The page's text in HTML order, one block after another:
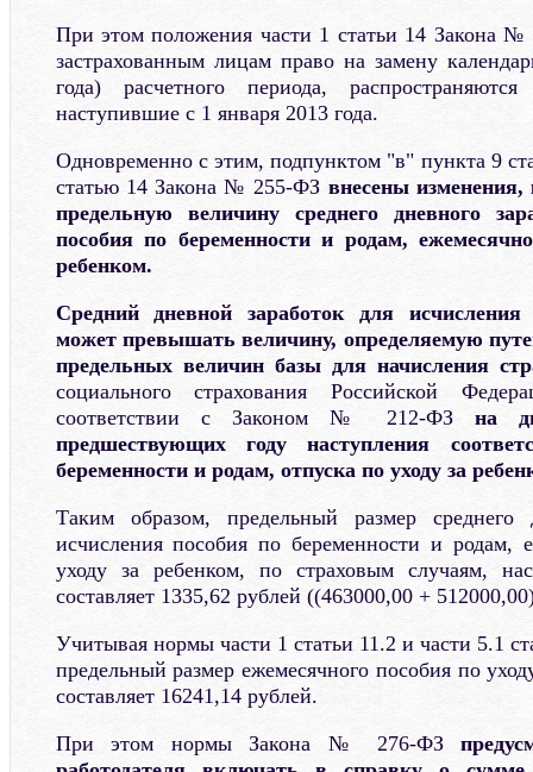
При этом положения части 1 статьи 14 Закона
застрахованным лицам право на замену
года) расчетного периода,
наступившие с 1 января 2013 года.
Одновременно с этим, подпунктом "в" пункта 9
статью 14 Закона № 255-ФЗ внесены
предельную величину среднего дневного
пособия по беременности и родам,
ребенком.
Средний дневной заработок для
может превышать величину, определяемую
предельных величин базы для начисления
социального страхования Российской
соответствии с Законом № 212-ФЗ на
предшествующих году наступления
беременности и родам, отпуска по уходу за
Таким образом, предельный размер среднего
исчисления пособия по беременности и родам,
уходу за ребенком, по страховым случаям,
составляет 1335,62 рублей ((463000,00 +
Учитывая нормы части 1 статьи 11.2 и части 5.1
предельный размер ежемесячного пособия по
составляет 16241,14 рублей.
При этом нормы Закона № 276-ФЗ